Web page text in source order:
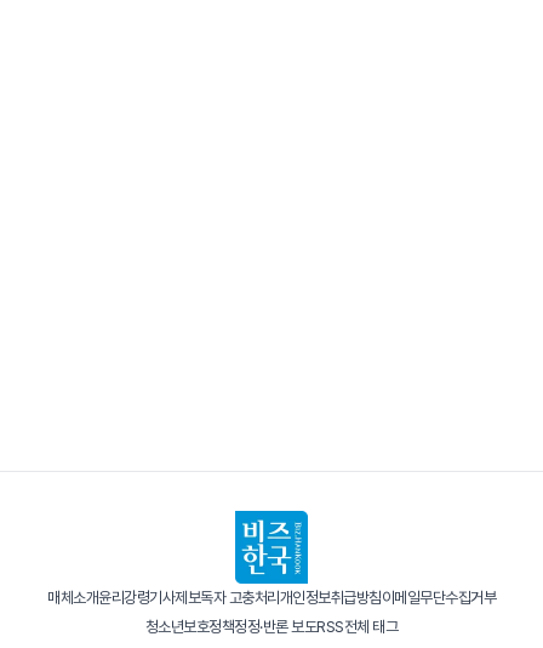
매체소개윤리강령기사제보독자 고충처리개인정보취급방침이메일무단수집거부
청소년보호정책정정·반론 보도RSS전체 태그